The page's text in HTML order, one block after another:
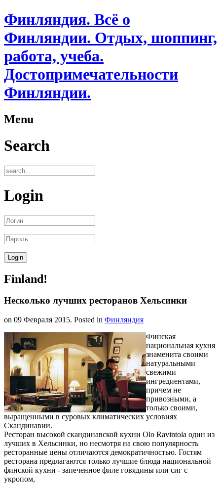
Финляндия. Всё о
Финляндии. Отдых, шоппинг,
работа, учеба.
Достопримечательности
Финляндии.
Menu
Search
Login
Finland!
Несколько лучших ресторанов Хельсинки
on 09 Февраля 2015. Posted in Финляндия
Финская
национальная кухня
знаменита своими
натуральными
свежими
ингредиентами,
причем не
привозными, а
только своими,
выращенными в суровых климатических условиях
Скандинавии.
Ресторан высокой скандинавской кухни Olo Ravintola один из
лучших в Хельсинки, но несмотря на свою популярность
ресторанные цены отличаются демократичностью. Гостям
ресторана предлагаются только лучшие блюда национальной
финской кухни - запеченное филе говядины или сиг с
укропом,